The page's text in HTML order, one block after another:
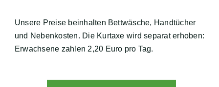
Unsere Preise beinhalten Bettwäsche, Handtücher
und Nebenkosten. Die Kurtaxe wird separat erhoben:
Erwachsene zahlen 2,20 Euro pro Tag.